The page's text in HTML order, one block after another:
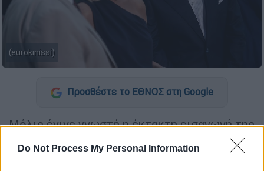
Do Not Process My Personal Information
(eurokinissi)
Προσθέστε το ΕΘΝΟΣ στη Google
Μόλις έγινε γνωστή η έκτακτη εισαγωγή της
«Ευαγγελισμός», καθώς και η απόφασή της να